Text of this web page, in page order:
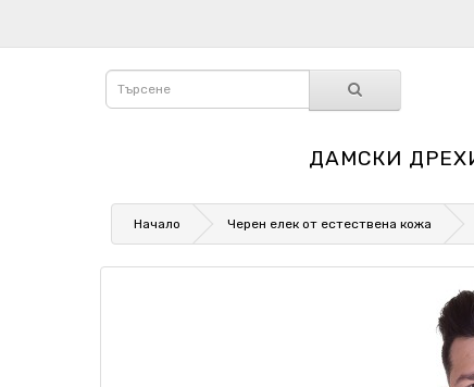
ДАМСКИ
Начало Черен елек от естествена кожа